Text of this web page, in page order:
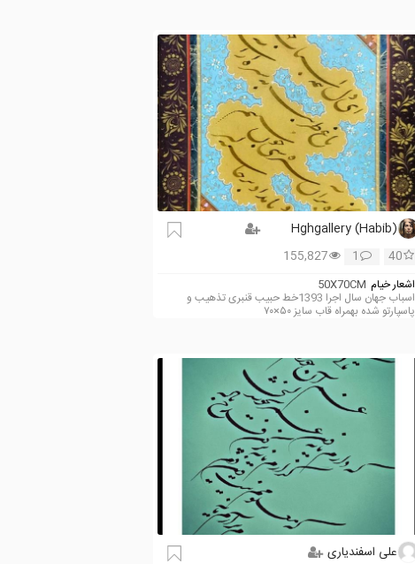
(Hghgallery (Habib
Qanbari
40
1
155,827
اشعار خیام 50X70CM
اسباب جهان سال اجرا 1393خط حبیب قنبری تذهیب و
پاسپارتو شده بهمراه قاب سایز ۵۰×۷۰
علی اسفندیاری